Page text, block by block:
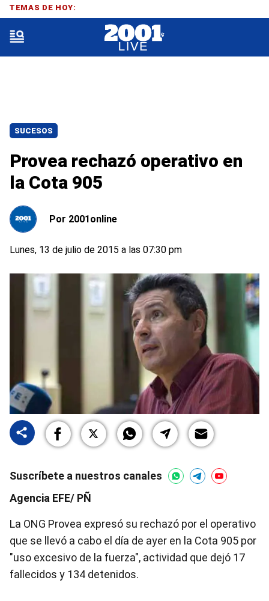
SUCESOS
Provea rechazó operativo en
la Cota 905
Por 2001online
Lunes, 13 de julio de 2015 a las 07:30 pm
Suscríbete a nuestros canales
Agencia EFE/ PÑ
La ONG Provea expresó su rechazó por el operativo
que se llevó a cabo el día de ayer en la Cota 905 por
"uso excesivo de la fuerza", actividad que dejó 17
fallecidos y 134 detenidos.
TEMAS DE HOY: